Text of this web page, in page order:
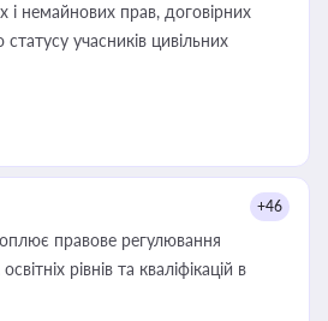
і немайнових прав, договірних
учасників цивільних
+46
правове регулювання
рівнів та кваліфікацій в